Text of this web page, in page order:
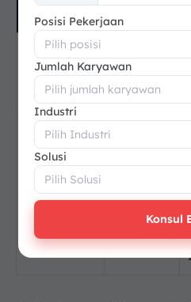
Kertas
Karton
Agustus
2025
Tinta
Printing
2025
Conveyor
2025
+62
Posisi Pekerjaan
Jumlah Karyawan
Industri
Solusi
Konsul